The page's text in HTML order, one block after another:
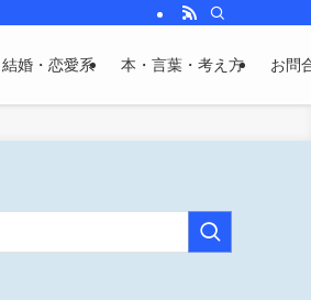
結婚・恋愛系 本・言葉・考え方 お問